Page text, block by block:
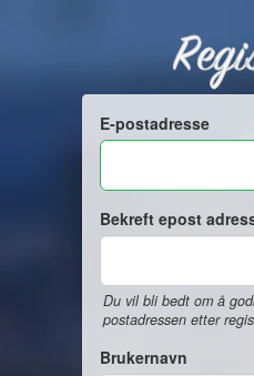
E-postadresse
Bekreft epost
Du vil bli bedt om å
postadressen etter
Brukernavn